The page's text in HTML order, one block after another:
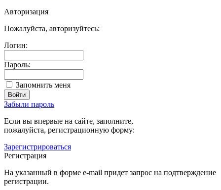
Авторизация
Пожалуйста, авторизуйтесь:
Логин:
Пароль:
Запомнить меня
Забыли пароль
Если вы впервые на сайте, заполните,
пожалуйста, регистрационную форму:
Зарегистрироваться
Регистрация
На указанный в форме e-mail придет запрос на подтверждение
регистрации.